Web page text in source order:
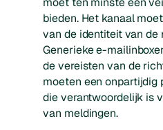
bieden. Het kanaal
van de identiteit van de
Generieke e-
de vereisten van de
moeten een onpartijdig
die verantwoordelijk is
van meldingen.